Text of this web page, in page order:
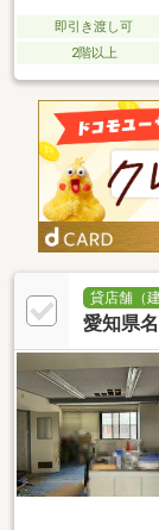
即引き渡し可
2階以上
貸店舗（
愛知県